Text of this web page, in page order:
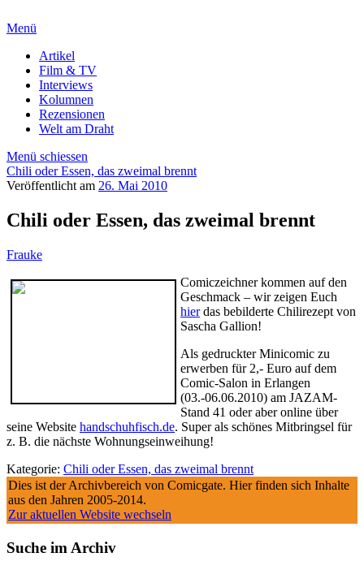
Menü
Artikel
Film & TV
Interviews
Kolumnen
Rezensionen
Welt am Draht
Menü schiessen
Chili oder Essen, das zweimal brennt
Veröffentlicht am 26. Mai 2010
Chili oder Essen, das zweimal brennt
Frauke
Comiczeichner kommen auf den
Geschmack – wir zeigen Euch
hierdas bebilderte Chilirezept von
Sascha Gallion!
Als gedruckter Minicomic zu
erwerben für 2,- Euro auf dem
Comic-Salon in Erlangen
(03.-06.06.2010) am JAZAM-
Stand 41 oder aber online über
seine Website handschuhfisch.de. Super als schönes Mitbringsel für
z. B. die nächste Wohnungseinweihung!
Kategorie: Chili oder Essen, das zweimal brennt
Dies ist der Archivbereich von Comicgate. Hier finden sich Inhalte
aus den Jahren 2005-2014.
Zur aktuellen Website wechseln
Suche im Archiv